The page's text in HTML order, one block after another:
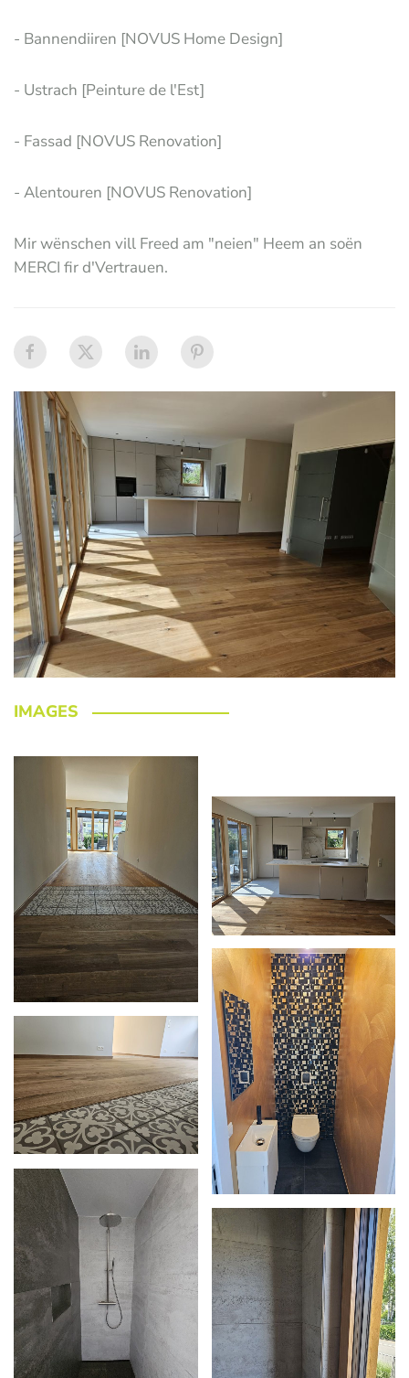
- Bannendiiren [NOVUS Home Design]
- Ustrach [Peinture de l'Est]
- Fassad [NOVUS Renovation]
- Alentouren [NOVUS Renovation]
Mir wënschen vill Freed am "neien" Heem an soën
MERCI fir d'Vertrauen.
IMAGES